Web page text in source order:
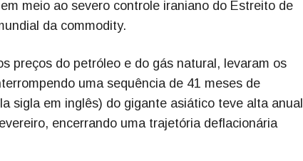
meio ao severo controle iraniano do Estreito de
da commodity.
preços do petróleo e do gás natural, levaram os
uma sequência de 41 meses de
sigla em inglês) do gigante asiático teve alta anual
encerrando uma trajetória deflacionária